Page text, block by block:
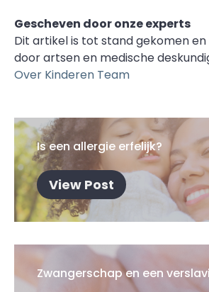
Gescheven door onze experts
Dit artikel is tot stand gekomen
door artsen en medische
Over Kinderen Team
Is een allergie erfelijk?
View Post
Zwangerschap en een